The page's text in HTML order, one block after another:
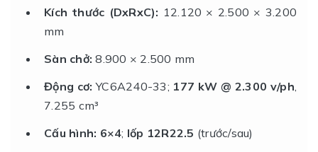
Kích thước (DxRxC): 12.120 × 2.500 × 3.200
mm
Sàn chở: 8.900 × 2.500 mm
Động cơ: YC6A240-33; 177 kW @ 2.300 v/ph
7.255 cm³
Cấu hình: 6×4; lốp 12R22.5 (trước/sau)